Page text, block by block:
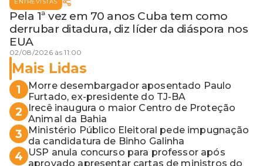
ENTREVISTAS
Pela 1ª vez em 70 anos Cuba tem como
derrubar ditadura, diz líder da diáspora nos
EUA
02/08/2026 às 11:00
Mais Lidas
1
Morre desembargador aposentado Paulo
Furtado, ex-presidente do TJ-BA
2
Irecê inaugura o maior Centro de Proteção
Animal da Bahia
3
Ministério Público Eleitoral pede impugnação
da candidatura de Binho Galinha
4
USP anula concurso para professor após
aprovado apresentar cartas de ministros do